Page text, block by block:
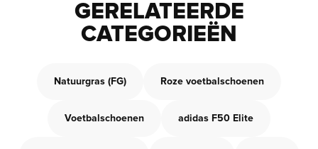
GERELATEERDE
CATEGORIEËN
Natuurgras (FG) Roze voetbalschoenen
Voetbalschoenen adidas F50 Elite